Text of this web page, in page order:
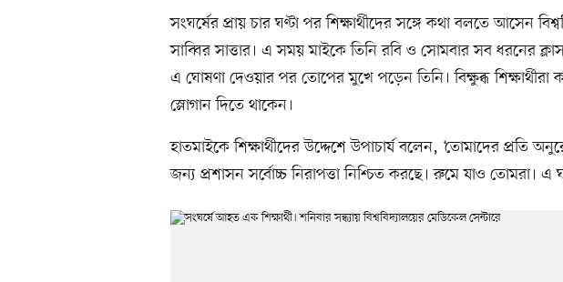
সংঘর্ষের প্রায় চার ঘণ্টা পর শিক্ষার্থীদের সঙ্গে কথা বলতে আসেন
সাব্বির সাত্তার। এ সময় মাইকে তিনি রবি ও সোমবার সব ধরনের
এ ঘোষণা দেওয়ার পর তোপের মুখে পড়েন তিনি। বিক্ষুব্ধ শিক্ষার্থীরা
স্লোগান দিতে থাকেন।
হাতমাইকে শিক্ষার্থীদের উদ্দেশে উপাচার্য বলেন, ‘তোমাদের প্রতি
জন্য প্রশাসন সর্বোচ্চ নিরাপত্তা নিশ্চিত করছে। রুমে যাও তোমরা। এ